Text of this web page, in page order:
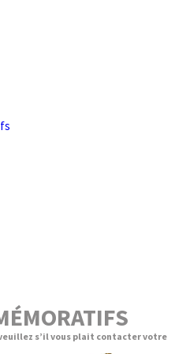
s’il vous plait contacter votre